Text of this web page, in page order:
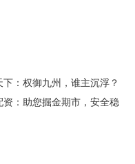
：权御九州，谁主沉浮？
：助您掘金期市，安全稳